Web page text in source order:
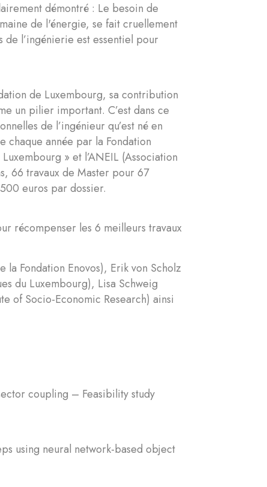
démontré : Le besoin de
de l'énergie, se fait cruellement
l’ingénierie est essentiel pour
de Luxembourg, sa contribution
un pilier important. C’est dans ce
de l’ingénieur qu’est né en
chaque année par la Fondation
» et l’ANEIL (Association
66 travaux de Master pour 67
euros par dossier.
récompenser les 6 meilleurs travaux
la Fondation Enovos), Erik von Scholz
du Luxembourg), Lisa Schweig
of Socio-Economic Research) ainsi
coupling – Feasibility study
using neural network-based object